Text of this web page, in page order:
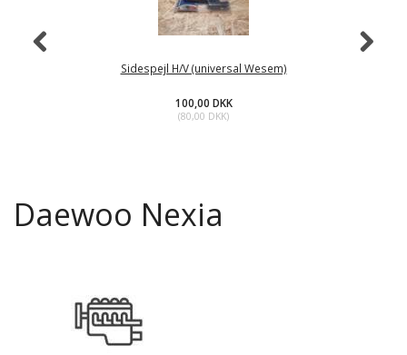
Sidespejl H/V (universal Wesem)
100,00 DKK
(80,00 DKK)
Daewoo Nexia